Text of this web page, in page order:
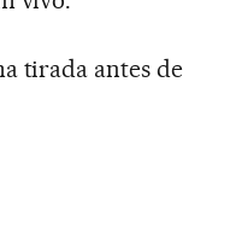
tirada antes de